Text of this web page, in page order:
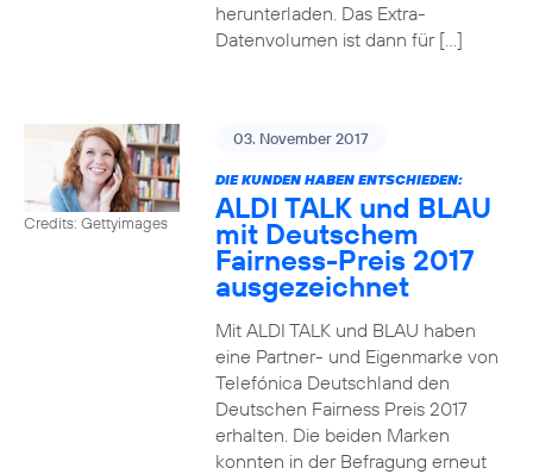
herunterladen. Das Extra-
Datenvolumen ist dann für […]
Credits: Gettyimages
03. November 2017
DIE KUNDEN HABEN ENTSCHIEDEN:
ALDI TALK und BLAU
mit Deutschem
Fairness-Preis 2017
ausgezeichnet
Mit ALDI TALK und BLAU haben
eine Partner- und Eigenmarke von
Telefónica Deutschland den
Deutschen Fairness Preis 2017
erhalten. Die beiden Marken
konnten in der Befragung erneut